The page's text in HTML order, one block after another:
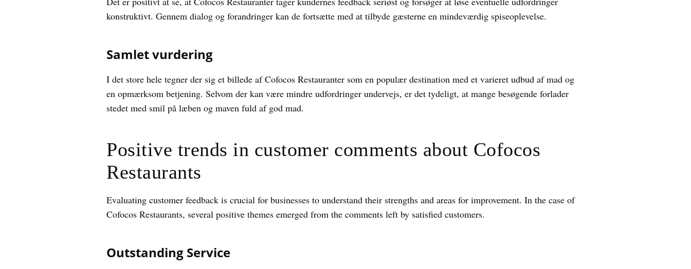
konstruktivt. Gennem dialog og forandringer kan de fortsætte med at tilbyde gæsterne en mindeværdig spiseoplevelse.
Samlet vurdering
I det store hele tegner der sig et billede af Cofocos Restauranter som en populær destination med et varieret udbud af mad og
en opmærksom betjening. Selvom der kan være mindre udfordringer undervejs, er det tydeligt, at mange besøgende forlader
stedet med smil på læben og maven fuld af god mad.
Positive trends in customer comments about Cofocos
Restaurants
Evaluating customer feedback is crucial for businesses to understand their strengths and areas for improvement. In the case of
Cofocos Restaurants, several positive themes emerged from the comments left by satisfied customers.
Outstanding Service